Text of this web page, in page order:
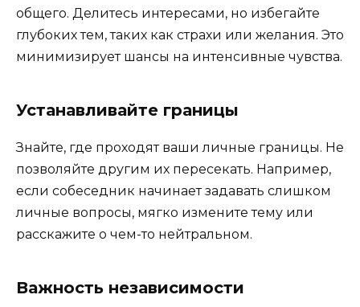
общего. Делитесь интересами, но избегайте
глубоких тем, таких как страхи или желания. Это
минимизирует шансы на интенсивные чувства.
Устанавливайте границы
Знайте, где проходят ваши личные границы. Не
позволяйте другим их пересекать. Например,
если собеседник начинает задавать слишком
личные вопросы, мягко измените тему или
расскажите о чем-то нейтральном.
Важность независимости